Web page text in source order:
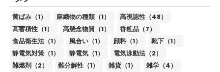
黄ばみ（1） 麻織物の種類（1）
高視認性（48）
高蓄積性（1）
高懸念物質（1）
香粧品（7）
食品衛生法（1）
風合い（1） 顔料（1）
靴下（1）
静電気対策（1）
静電気（1）
電気泳動法（2）
難燃剤（2）
難分解性（1） 雑貨（1）
雑学（4）